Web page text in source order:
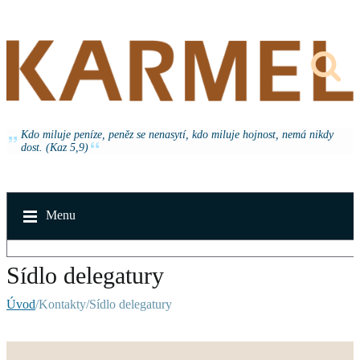
Kdo miluje peníze, peněz se nenasytí, kdo miluje hojnost, nemá nikdy
dost. (Kaz 5,9)
Menu
Sídlo delegatury
Úvod/Kontakty/Sídlo delegatury